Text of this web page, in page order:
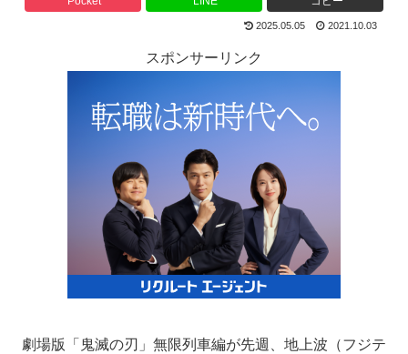
2025.05.05 2021.10.03
スポンサーリンク
劇場版「鬼滅の刃」無限列車編が先週、地上波（フジテ